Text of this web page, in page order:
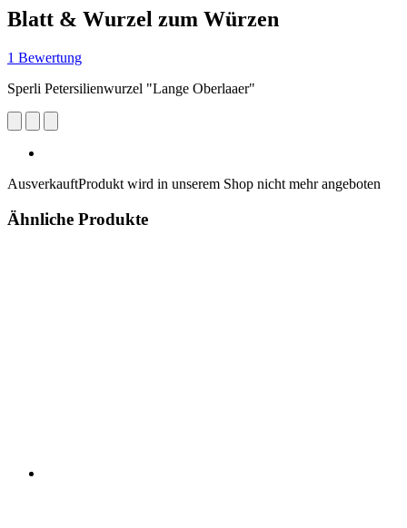
Blatt & Wurzel zum Würzen
1 Bewertung
Sperli Petersilienwurzel "Lange Oberlaaer"
AusverkauftProdukt wird in unserem Shop nicht mehr angeboten
Ähnliche Produkte